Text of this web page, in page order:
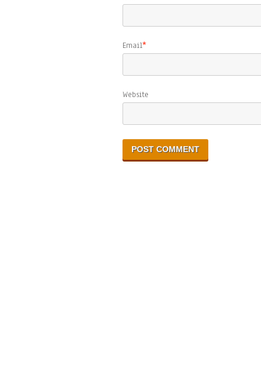
Email*
Website